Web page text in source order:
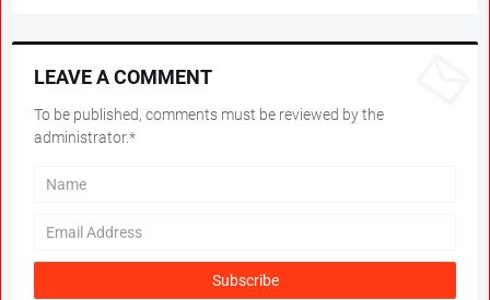
LEAVE A COMMENT
To be published, comments must be reviewed by the
administrator.*